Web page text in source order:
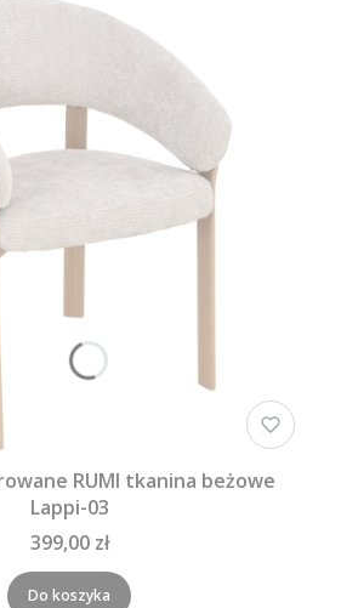
RUMI tkanina beżowe
Lappi-03
399,00 zł
Do koszyka